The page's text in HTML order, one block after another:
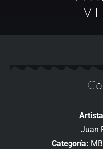
Juan
Categoría: